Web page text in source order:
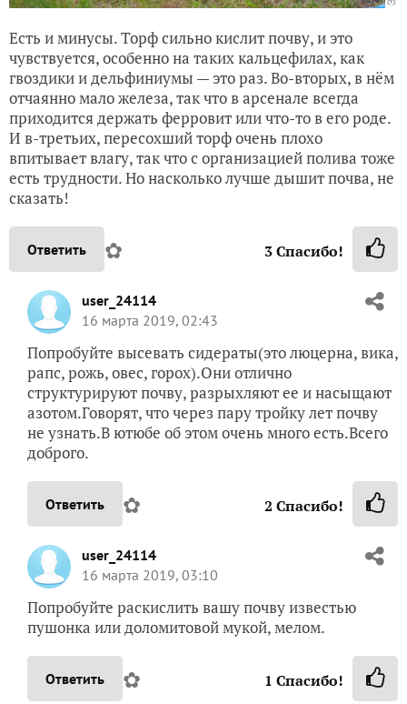
Есть и минусы. Торф сильно кислит почву, и это
чувствуется, особенно на таких кальцефилах, как
гвоздики и дельфиниумы — это раз. Во-вторых, в нём
отчаянно мало железа, так что в арсенале всегда
приходится держать ферровит или что-то в его роде.
И в-третьих, пересохший торф очень плохо
впитывает влагу, так что с организацией полива тоже
есть трудности. Но насколько лучше дышит почва, не
сказать!
Ответить ✿ 3Спасибо!
user_24114
16 марта 2019, 02:43
Попробуйте высевать сидераты(это люцерна, вика,
рапс, рожь, овес, горох).Они отлично
структурируют почву, разрыхляют ее и насыщают
азотом.Говорят, что через пару тройку лет почву
не узнать.В ютюбе об этом очень много есть.Всего
доброго.
Ответить ✿ 2 Спасибо!
user_24114
16 марта 2019, 03:10
Попробуйте раскислить вашу почву известью
пушонка или доломитовой мукой, мелом.
Ответить ✿ 1 Спасибо!